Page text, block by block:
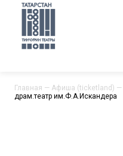
Главная — Афиша (ticketland) —
драм.театр им.Ф.А.Искандера